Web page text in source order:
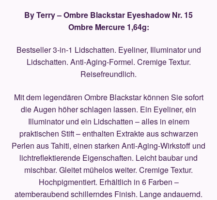
By Terry – Ombre Blackstar Eyeshadow Nr. 15
Ombre Mercure 1,64g:
Bestseller 3-in-1 Lidschatten. Eyeliner, Illuminator und
Lidschatten. Anti-Aging-Formel. Cremige Textur.
Reisefreundlich.
Mit dem legendären Ombre Blackstar können Sie sofort
die Augen höher schlagen lassen. Ein Eyeliner, ein
Illuminator und ein Lidschatten – alles in einem
praktischen Stift – enthalten Extrakte aus schwarzen
Perlen aus Tahiti, einen starken Anti-Aging-Wirkstoff und
lichtreflektierende Eigenschaften. Leicht baubar und
mischbar. Gleitet mühelos weiter. Cremige Textur.
Hochpigmentiert. Erhältlich in 6 Farben –
atemberaubend schillerndes Finish. Lange andauernd.